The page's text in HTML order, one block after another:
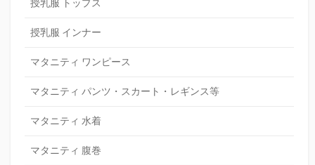
授乳服 インナー
マタニティ ワンピース
マタニティ パンツ・スカート・レギンス等
マタニティ 水着
マタニティ 腹巻